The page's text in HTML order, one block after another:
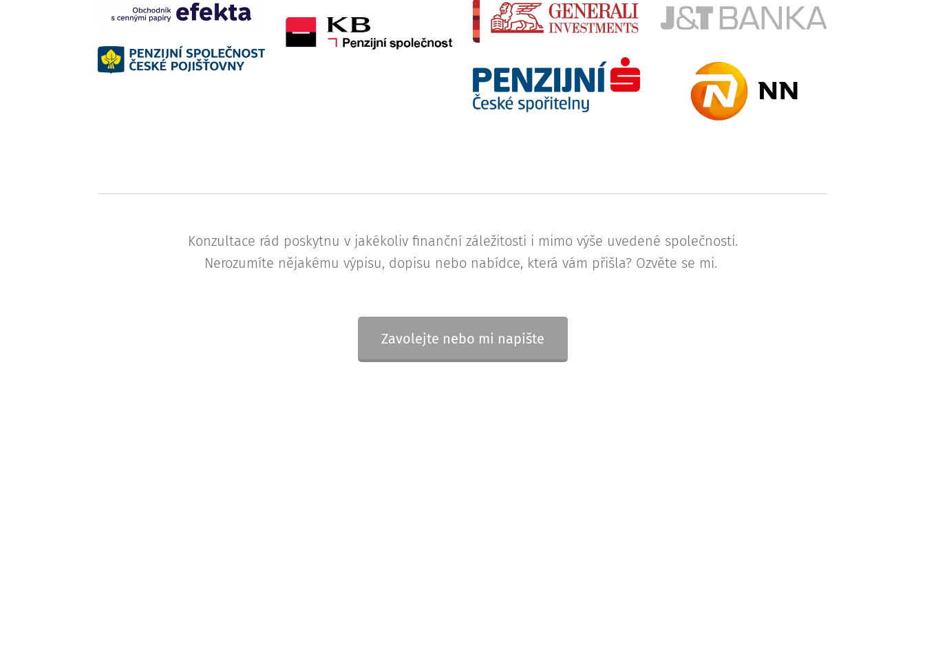
Konzultace rád poskytnu v jakékoliv finanční záležitosti i mimo výše uvedené společnosti.
Nerozumíte nějakému výpisu, dopisu nebo nabídce, která vám přišla? Ozvěte se mi.
Zavolejte nebo mi napište